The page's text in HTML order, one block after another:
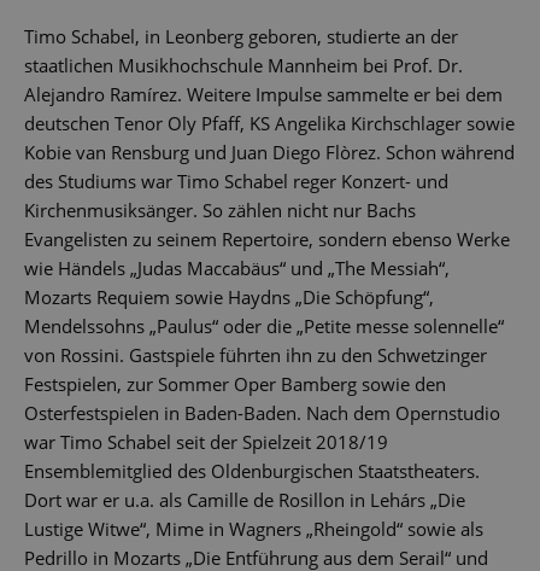
Timo Schabel, in Leonberg geboren, studierte an der
staatlichen Musikhochschule Mannheim bei Prof. Dr.
Alejandro Ramírez. Weitere Impulse sammelte er bei dem
deutschen Tenor Oly Pfaff, KS Angelika Kirchschlager sowie
Kobie van Rensburg und Juan Diego Flòrez. Schon während
des Studiums war Timo Schabel reger Konzert- und
Kirchenmusiksänger. So zählen nicht nur Bachs
Evangelisten zu seinem Repertoire, sondern ebenso Werke
wie Händels „Judas Maccabäus“ und „The Messiah“,
Mozarts Requiem sowie Haydns „Die Schöpfung“,
Mendelssohns „Paulus“ oder die „Petite messe solennelle“
von Rossini. Gastspiele führten ihn zu den Schwetzinger
Festspielen, zur Sommer Oper Bamberg sowie den
Osterfestspielen in Baden-Baden. Nach dem Opernstudio
war Timo Schabel seit der Spielzeit 2018/19
Ensemblemitglied des Oldenburgischen Staatstheaters.
Dort war er u.a. als Camille de Rosillon in Lehárs „Die
Lustige Witwe“, Mime in Wagners „Rheingold“ sowie als
Pedrillo in Mozarts „Die Entführung aus dem Serail“ und